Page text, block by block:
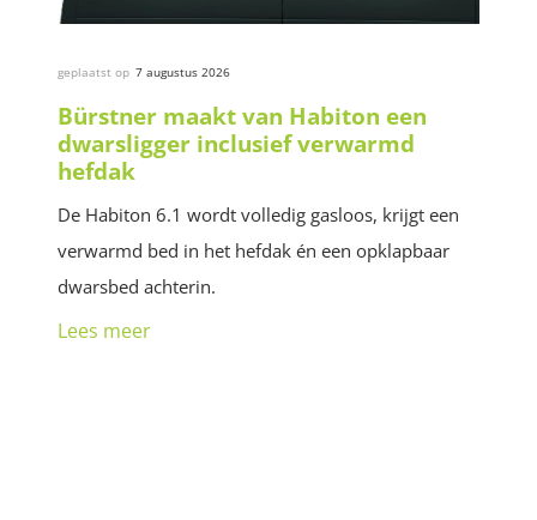
geplaatst op 7 augustus 2026
Bürstner maakt van Habiton een
dwarsligger inclusief verwarmd
hefdak
De Habiton 6.1 wordt volledig gasloos, krijgt een
verwarmd bed in het hefdak én een opklapbaar
dwarsbed achterin.
Lees meer